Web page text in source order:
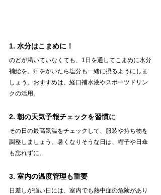
1. 水分はこまめに！
のどが渇いていなくても、1日を通してこまめに水分
補給を。汗をかいたら塩分も一緒に摂るようにしま
しょう。おすすめは、経口補水液やスポーツドリン
クの活用。
2. 朝の天気予報チェックを習慣に
その日の最高気温をチェックして、服装や持ち物を
調整しましょう。暑くなりそうな日は、帽子や日傘
も忘れずに。
3. 室内の温度管理も重要
日差しが強い日には、室内でも熱中症の危険があり